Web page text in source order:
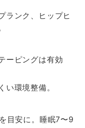
ランク、ヒップヒ
ーピングは有効
い環境整備。
目安に。睡眠7〜9